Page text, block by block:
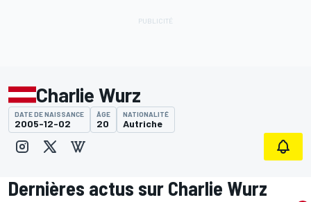
Charlie Wurz
DATE DE NAISSANCE
2005-12-02
ÂGE
20
NATIONALITÉ
Autriche
Dernières actus sur Charlie Wurz